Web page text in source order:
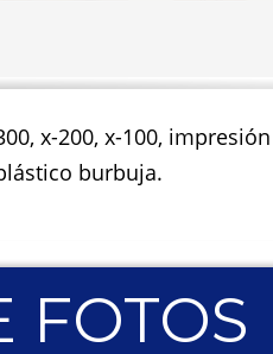
x-200, x-100,
burbuja.
FOTOS